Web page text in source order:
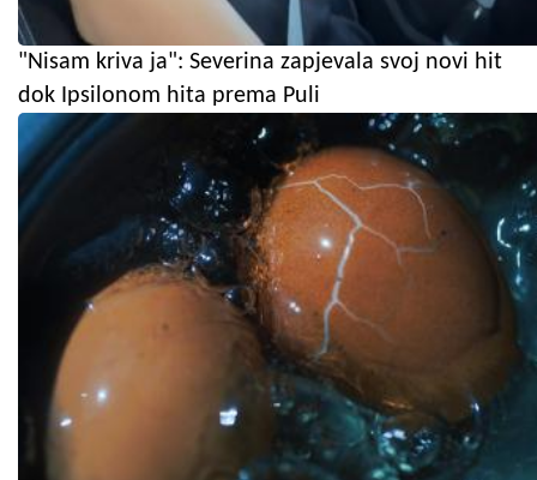
"Nisam kriva ja": Severina zapjevala svoj novi hit
dok Ipsilonom hita prema Puli